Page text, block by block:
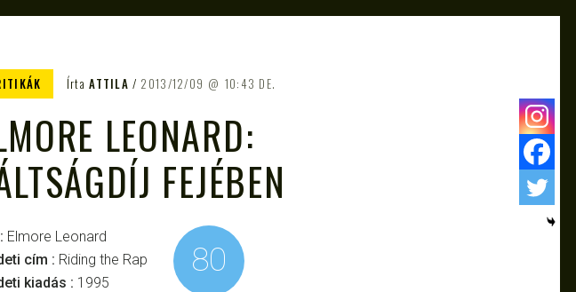
ÍrtaATTILA 2013/12/09 10:43 DE.
LEONARD:
FEJÉBEN
Elmore Leonard
cím : Riding the Rap
kiadás : 1995
80